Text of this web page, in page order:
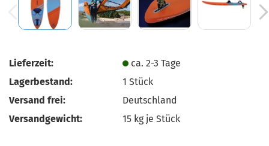
Lieferzeit:
ca. 2-3 Tage
Lagerbestand:
1Stück
Versand frei:
Deutschland
Versandgewicht:
15 kg je Stück